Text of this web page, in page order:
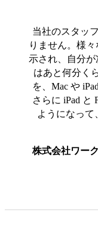
当社のスタッ
りません。様
示され、自分
はあと何分く
を、Mac や
さらに iPad と
ようになって
株式会社ワー